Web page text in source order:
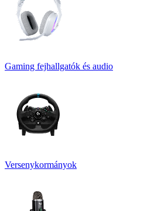
Gaming fejhallgatók és audio
Versenykormányok